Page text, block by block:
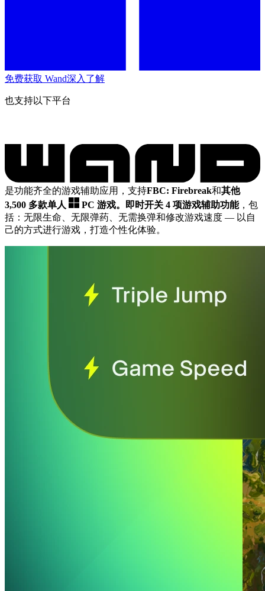
免费获取 Wand深入了解
也支持以下平台
是功能齐全的游戏辅助应用，支持FBC: Firebreak和其他
3,500 多款单人
PC 游戏。 即时开关 4 项游戏辅助功能，包
括：无限生命、无限弹药、无需换弹和修改游戏速度 — 以自
己的方式进行游戏，打造个性化体验。